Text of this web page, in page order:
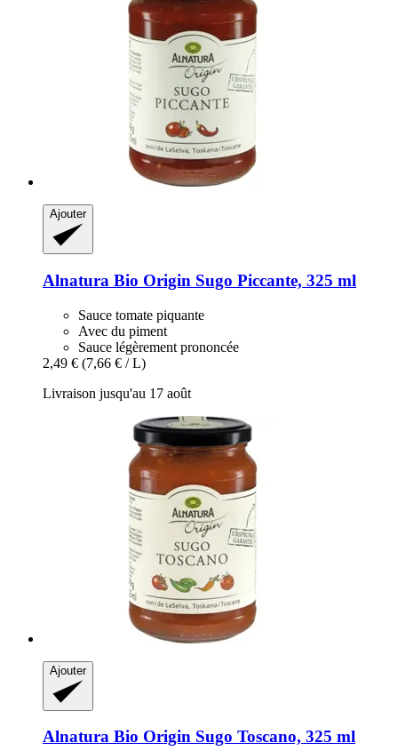
Ajouter
Alnatura Bio Origin Sugo Piccante, 325 ml
Sauce tomate piquante
Avec du piment
Sauce légèrement prononcée
2,49 € (7,66 € / L)
Livraison jusqu'au 17 août
Ajouter
Alnatura Bio Origin Sugo Toscano, 325 ml